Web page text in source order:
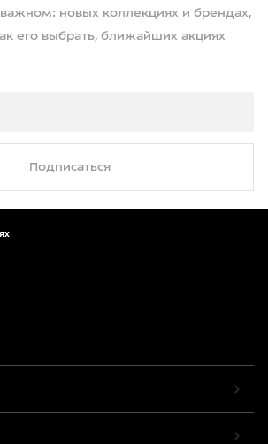
новых коллекциях и брендах,
его выбрать, ближайших акциях
Подписаться